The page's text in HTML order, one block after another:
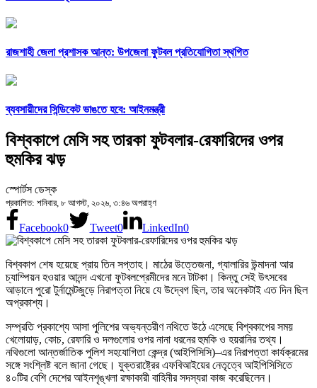
রাজশাহী জেলা প্রশাসক আন্ত: উপজেলা ফুটবল প্রতিযোগিতা স্থগিত
ব্যবসায়ীদের সিন্ডিকেট ভাঙতে হবে: আইনমন্ত্রী
বিশ্বকাপে মেসি সহ তারকা ফুটবলার-রেফারিদের ওপর
হুমকির ঝড়
স্পোর্টস ডেস্ক
প্রকাশিত: শনিবার, ৮ আগস্ট, ২০২৬, ৩:৪৬ অপরাহ্ণ
Facebook0 Tweet0 LinkedIn0
বিশ্বকাপ শেষ হয়েছে প্রায় তিন সপ্তাহ। মাঠের উত্তেজনা, গ্যালারির উন্মাদনা আর
চ্যাম্পিয়ন হওয়ার আনন্দ এখনো ফুটবলপ্রেমীদের মনে টাটকা। কিন্তু সেই উৎসবের
আড়ালে পুরো টুর্নামেন্টজুড়ে নিরাপত্তা নিয়ে যে উদ্বেগ ছিল, তার অনেকটাই এত দিন ছিল
অপ্রকাশ্য।
সম্প্রতি প্রকাশ্যে আসা পুলিশের অভ্যন্তরীণ নথিতে উঠে এসেছে বিশ্বকাপের সময়
খেলোয়াড়, কোচ, রেফারি ও দলগুলোর ওপর নানা ধরনের হুমকি ও হয়রানির তথ্য।
নথিগুলো আন্তর্জাতিক পুলিশ সহযোগিতা কেন্দ্র (আইপিসিসি)–এর নিরাপত্তা কার্যক্রমের
সঙ্গে সংশ্লিষ্ট বলে জানা গেছে। যুক্তরাষ্ট্রের এফবিআইয়ের নেতৃত্বে আইপিসিসিতে
৪০টির বেশি দেশের আইনশৃঙ্খলা রক্ষাকারী বাহিনীর সদস্যরা কাজ করেছিলেন।